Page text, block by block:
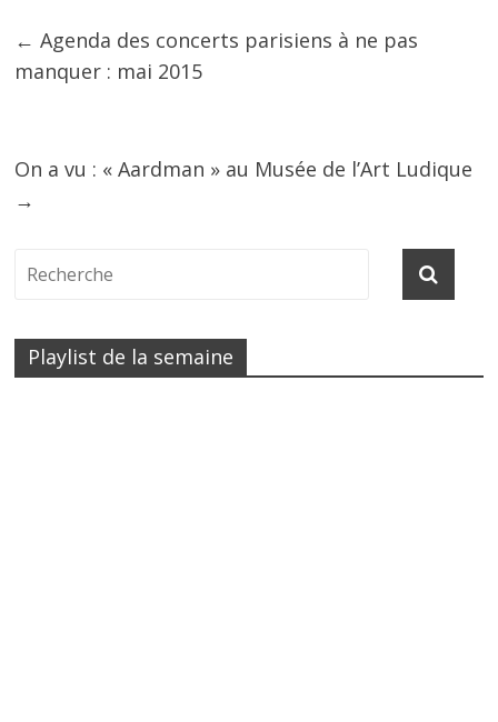
← Agenda des concerts parisiens à ne pas
manquer : mai 2015
On a vu : « Aardman » au Musée de l’Art Ludique
→
Playlist de la semaine